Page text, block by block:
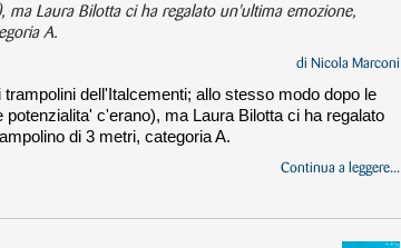
ma Laura Bilotta ci ha regalato un'ultima emozione,
A.
di Nicola Marconi
dell'Italcementi; allo stesso modo dopo le
c'erano), ma Laura Bilotta ci ha regalato
di 3 metri, categoria A.
Continua a leggere...